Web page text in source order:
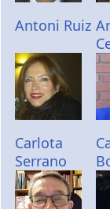
Antoni Ruiz
Carlota
Serrano